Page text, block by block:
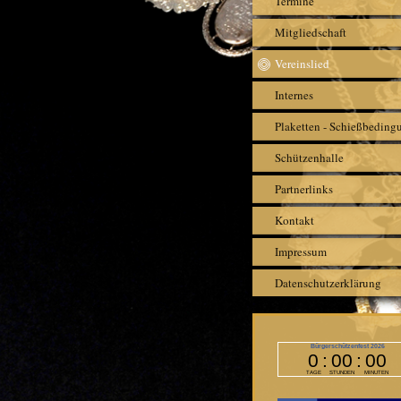
Mitgliedschaft
Vereinslied
Internes
Plaketten -
Schützenhalle
Partnerlinks
Kontakt
Impressum
Datenschutzerklärung